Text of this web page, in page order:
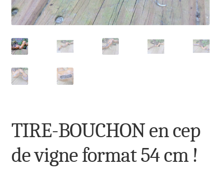
TIRE-BOUCHON en cep
de vigne format 54 cm !